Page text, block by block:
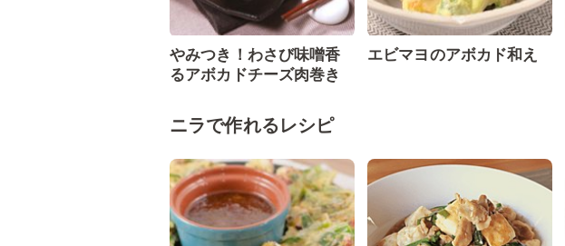
やみつき！わさび味噌香
るアボカドチーズ肉巻き
エビマヨのアボカド和え
ニラで作れるレシピ